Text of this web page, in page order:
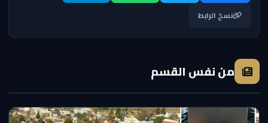
نسخ الرابط
من نفس القسم